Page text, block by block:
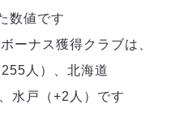
数値です
ーナス獲得クラブは、
人）、北海道
水戸（+2人）です